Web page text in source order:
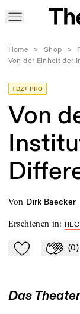
Home > Shop >
Von der Einheit der
TDZ+ PRO
Von
von Dirk Baecker
Erschienen in:
Zu Mein-TdZ (0)
Das